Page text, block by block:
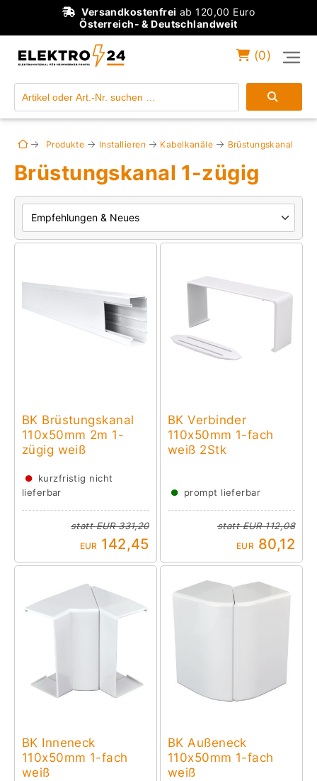
Versandkostenfrei ab 120,00 Euro
Österreich- & Deutschlandweit
Einloggen
(0)
Produkte Installieren Kabelkanäle Brüstungskanal
Brüstungskanal 1-zügig
BK Brüstungskanal
110x50mm 2m 1-
zügig weiß
● kurzfristig nicht
lieferbar
stattEUR 331,20
EUR 142,45
BK Verbinder
110x50mm 1-fach
weiß 2Stk
● prompt lieferbar
stattEUR 112,08
EUR 80,12
BK Inneneck
110x50mm 1-fach
weiß
BK Außeneck
110x50mm 1-fach
weiß